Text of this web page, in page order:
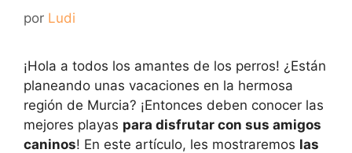
por Ludi
¡Hola a todos los amantes de los perros! ¿Están
planeando unas vacaciones en la hermosa
región de Murcia? ¡Entonces deben conocer las
mejores playas para disfrutar con sus amigos
caninos! En este artículo, les mostraremos las